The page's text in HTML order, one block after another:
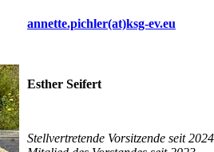
annette.pichler(at)ksg-ev.eu
Esther Seifert
Stellvertretende Vorsitzende seit 2024